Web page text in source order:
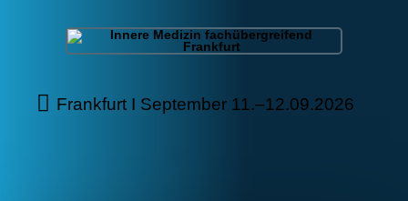
Frankfurt I September 11.–12.09.2026